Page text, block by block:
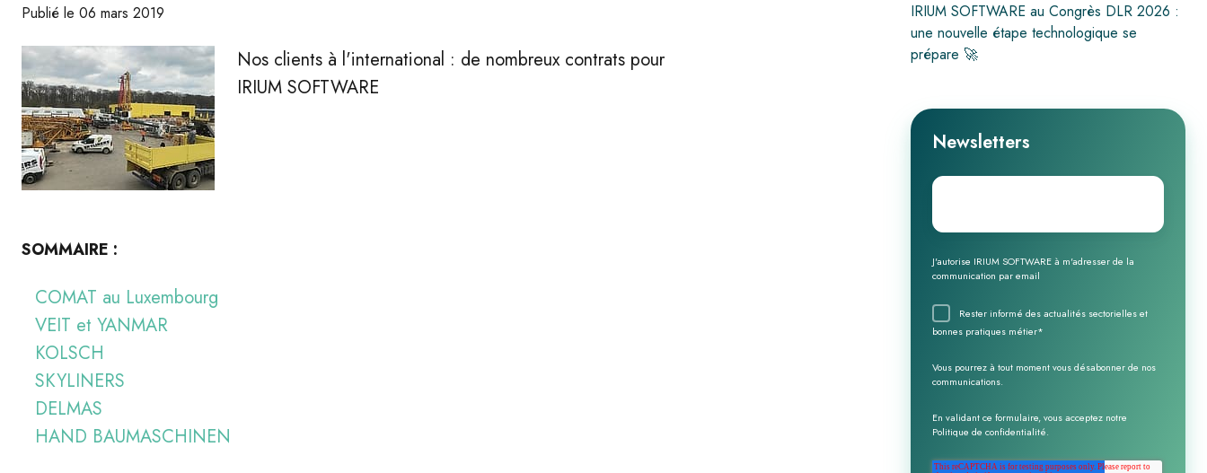
Publié le 06 mars 2019
Nos clients à l'international : de nombreux contrats pour
IRIUM SOFTWARE
SOMMAIRE :
COMAT au Luxembourg
VEIT et YANMAR
KOLSCH
SKYLINERS
DELMAS
HAND BAUMASCHINEN
IRIUM SOFTWARE au Congrès DLR 2026 :
une nouvelle étape technologique se
prépare 🚀
Newsletters
Email
J'autorise IRIUM SOFTWARE à m'adresser de la
communication par email
Rester informé des actualités sectorielles et
bonnes pratiques métier*
Vous pourrez à tout moment vous désabonner de nos
communications.
En validant ce formulaire, vous acceptez notre
Politique de confidentialité.